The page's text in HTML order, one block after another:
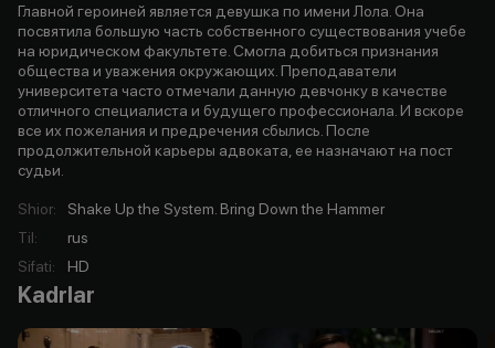
Главной героиней является девушка по имени Лола. Она
посвятила большую часть собственного существования учебе
на юридическом факультете. Смогла добиться признания
общества и уважения окружающих. Преподаватели
университета часто отмечали данную девчонку в качестве
отличного специалиста и будущего профессионала. И вскоре
все их пожелания и предречения сбылись. После
продолжительной карьеры адвоката, ее назначают на пост
судьи.
Shior:
Shake Up the System. Bring Down the Hammer
Til:
rus
Sifati: HD
Kadrlar